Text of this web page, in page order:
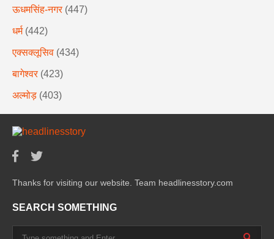
ऊधमसिंह-नगर (447)
धर्म (442)
एक्सक्लूसिव (434)
बागेश्वर (423)
अल्मोड़ (403)
Thanks for visiting our website. Team headlinesstory.com
SEARCH SOMETHING